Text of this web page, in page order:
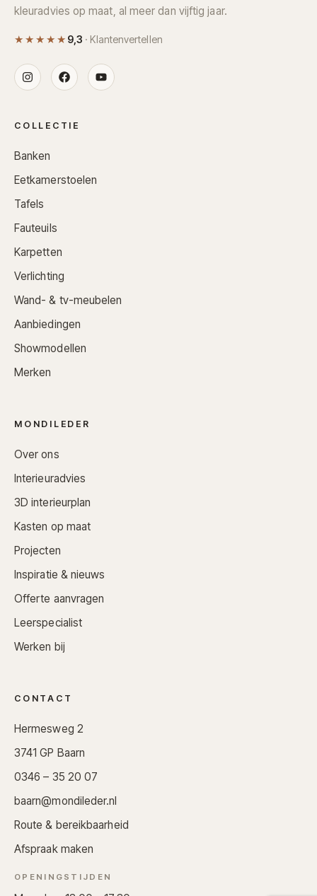
kleuradvies op maat, al meer dan vijftig jaar.
★★★★★ 9,3 · Klantenvertellen
COLLECTIE
Banken
Eetkamerstoelen
Tafels
Fauteuils
Karpetten
Verlichting
Wand- & tv-meubelen
Aanbiedingen
Showmodellen
Merken
MONDILEDER
Over ons
Interieuradvies
3D interieurplan
Kasten op maat
Projecten
Inspiratie & nieuws
Offerte aanvragen
Leerspecialist
Werken bij
CONTACT
Hermesweg 2
3741 GP Baarn
0346 – 35 20 07
baarn@mondileder.nl
Route & bereikbaarheid
Afspraak maken
OPENINGSTIJDEN